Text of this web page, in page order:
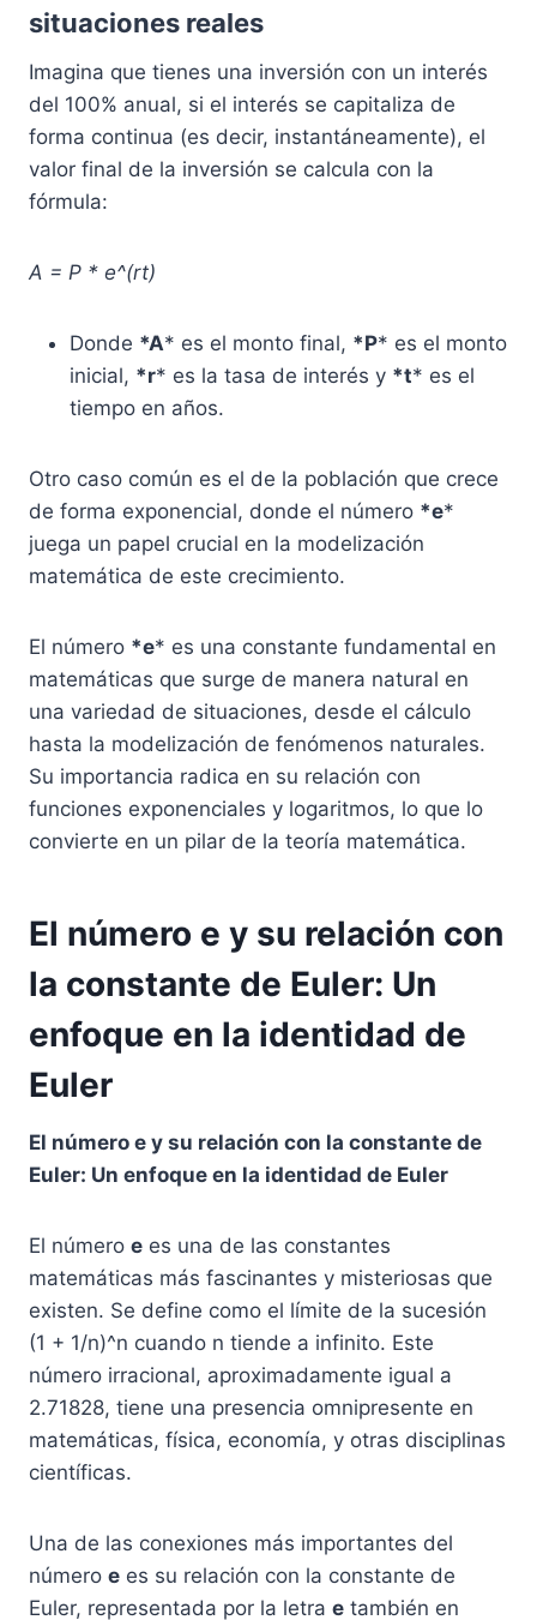
situaciones reales
Imagina que tienes una inversión con un interés
del 100% anual, si el interés se capitaliza de
forma continua (es decir, instantáneamente), el
valor final de la inversión se calcula con la
fórmula:
A = P * e^(rt)
Donde *A* es el monto final, *P* es el monto
inicial, *r* es la tasa de interés y *t* es el
tiempo en años.
Otro caso común es el de la población que crece
de forma exponencial, donde el número *e*
juega un papel crucial en la modelización
matemática de este crecimiento.
El número *e* es una constante fundamental en
matemáticas que surge de manera natural en
una variedad de situaciones, desde el cálculo
hasta la modelización de fenómenos naturales.
Su importancia radica en su relación con
funciones exponenciales y logaritmos, lo que lo
convierte en un pilar de la teoría matemática.
El número e y su relación con
la constante de Euler: Un
enfoque en la identidad de
Euler
El número e y su relación con la constante de
Euler: Un enfoque en la identidad de Euler
El número e es una de las constantes
matemáticas más fascinantes y misteriosas que
existen. Se define como el límite de la sucesión
(1 + 1/n)^n cuando n tiende a infinito. Este
número irracional, aproximadamente igual a
2.71828, tiene una presencia omnipresente en
matemáticas, física, economía, y otras disciplinas
científicas.
Una de las conexiones más importantes del
número e es su relación con la constante de
Euler, representada por la letra e también en